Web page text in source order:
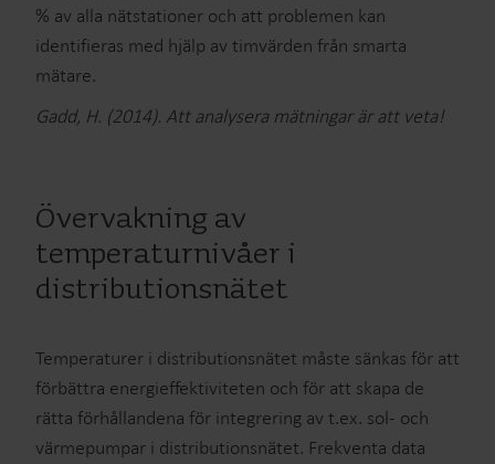
% av alla nätstationer och att problemen kan
identifieras med hjälp av timvärden från smarta
mätare.
Gadd, H. (2014). Att analysera mätningar är att veta!
Övervakning av
temperaturnivåer i
distributionsnätet
Temperaturer i distributionsnätet måste sänkas för att
förbättra energieffektiviteten och för att skapa de
rätta förhållandena för integrering av t.ex. sol- och
värmepumpar i distributionsnätet. Frekventa data